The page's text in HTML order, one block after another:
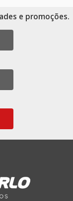
e promoções.